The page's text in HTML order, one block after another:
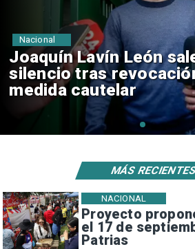
Chile y Venezuela
reinicio de
consulares
Nacional
Proyecto
el 17 de
Patrias
NACIONAL
MÁS